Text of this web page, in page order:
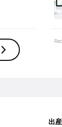
の出産
お